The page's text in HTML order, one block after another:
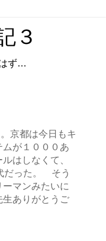
３
ず…
京都は今日もキ
が１０００あ
はしなくて、
だった。 そう
マンみたいに
生ありがとうご